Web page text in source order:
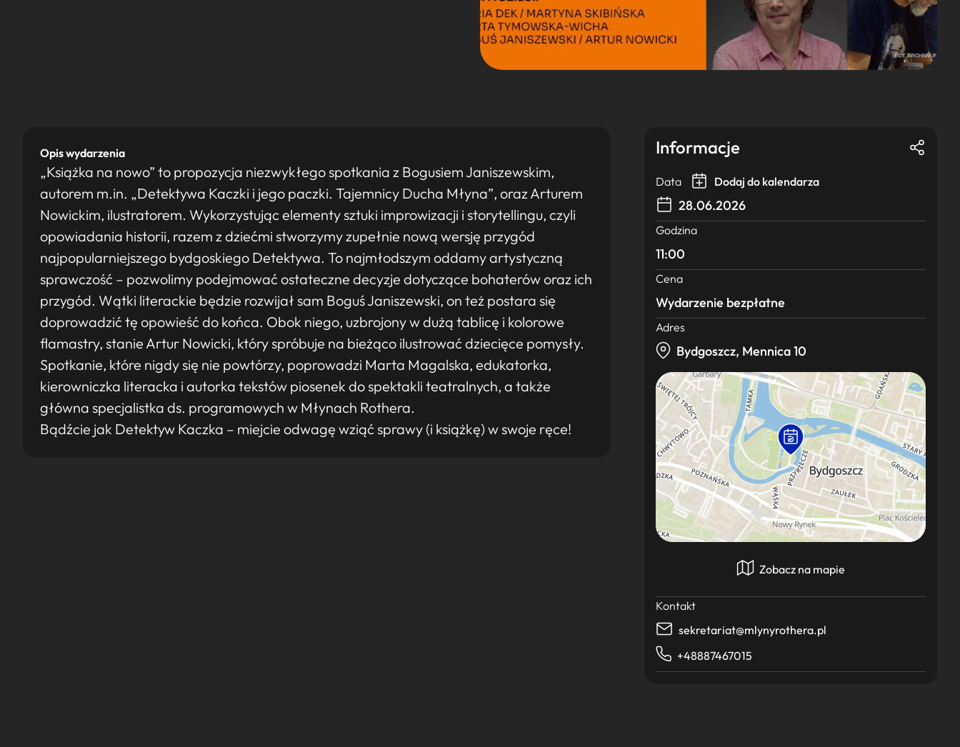
Opis wydarzenia
„Książka na nowo” to propozycja niezwykłego spotkania z Bogusiem Janiszewskim,
autorem m.in. „Detektywa Kaczki i jego paczki. Tajemnicy Ducha Młyna”, oraz Arturem
Nowickim, ilustratorem. Wykorzystując elementy sztuki improwizacji i storytellingu, czyli
opowiadania historii, razem z dziećmi stworzymy zupełnie nową wersję przygód
najpopularniejszego bydgoskiego Detektywa. To najmłodszym oddamy artystyczną
sprawczość – pozwolimy podejmować ostateczne decyzje dotyczące bohaterów oraz ich
przygód. Wątki literackie będzie rozwijał sam Boguś Janiszewski, on też postara się
doprowadzić tę opowieść do końca. Obok niego, uzbrojony w dużą tablicę i kolorowe
flamastry, stanie Artur Nowicki, który spróbuje na bieżąco ilustrować dziecięce pomysły.
Spotkanie, które nigdy się nie powtórzy, poprowadzi Marta Magalska, edukatorka,
kierowniczka literacka i autorka tekstów piosenek do spektakli teatralnych, a także
główna specjalistka ds. programowych w Młynach Rothera.
Bądźcie jak Detektyw Kaczka – miejcie odwagę wziąć sprawy (i książkę) w swoje ręce!
Informacje
Data Dodaj do kalendarza
28.06.2026
Godzina
11:00
Cena
Wydarzenie bezpłatne
Adres
Bydgoszcz, Mennica 10
Zobacz na mapie
Kontakt
sekretariat@mlynyrothera.pl
+48887467015